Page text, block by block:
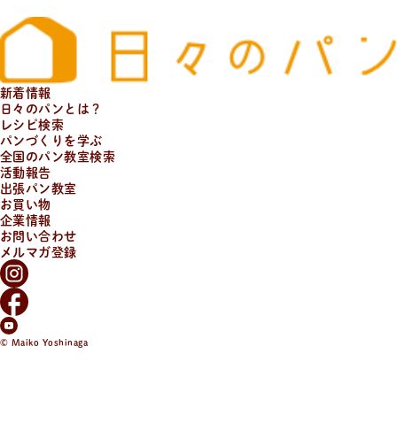
新着情報
日々のパンとは？
レシピ検索
パンづくりを学ぶ
全国のパン教室検索
活動報告
出張パン教室
お買い物
企業情報
お問い合わせ
メルマガ登録
© Maiko Yoshinaga